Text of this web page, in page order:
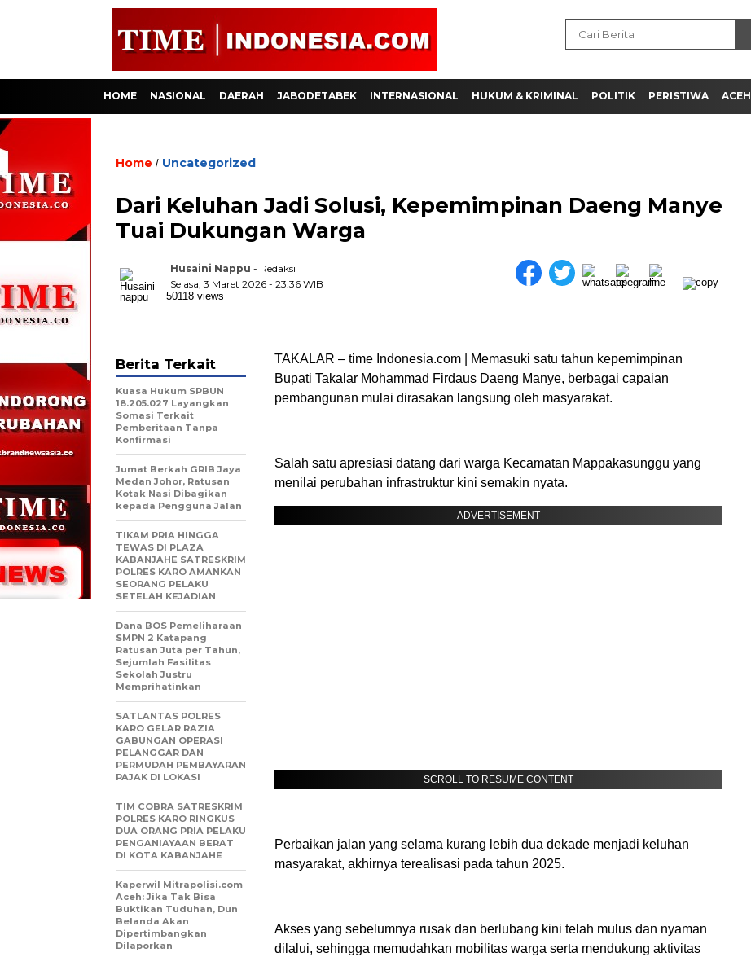
HOME NASIONAL DAERAH JABODETABEK INTERNASIONAL HUKUM & KRIMINAL POLITIK PERISTIWA ACEH
Home / Uncategorized
Dari Keluhan Jadi Solusi, Kepemimpinan Daeng Manye
Tuai Dukungan Warga
Husaini Nappu - Redaksi
Selasa, 3 Maret 2026 - 23:36 WIB
50118 views
TAKALAR – time Indonesia.com | Memasuki satu tahun kepemimpinan
Bupati Takalar Mohammad Firdaus Daeng Manye, berbagai capaian
pembangunan mulai dirasakan langsung oleh masyarakat.
Salah satu apresiasi datang dari warga Kecamatan Mappakasunggu yang
menilai perubahan infrastruktur kini semakin nyata.
ADVERTISEMENT
SCROLL TO RESUME CONTENT
Perbaikan jalan yang selama kurang lebih dua dekade menjadi keluhan
masyarakat, akhirnya terealisasi pada tahun 2025.
Akses yang sebelumnya rusak dan berlubang kini telah mulus dan nyaman
dilalui, sehingga memudahkan mobilitas warga serta mendukung aktivitas
Berita Terkait
Kuasa Hukum SPBUN
18.205.027 Layangkan
Somasi Terkait
Pemberitaan Tanpa
Konfirmasi
Jumat Berkah GRIB Jaya
Medan Johor, Ratusan
Kotak Nasi Dibagikan
kepada Pengguna Jalan
TIKAM PRIA HINGGA
TEWAS DI PLAZA
KABANJAHE SATRESKRIM
POLRES KARO AMANKAN
SEORANG PELAKU
SETELAH KEJADIAN
Dana BOS Pemeliharaan
SMPN 2 Katapang
Ratusan Juta per Tahun,
Sejumlah Fasilitas
Sekolah Justru
Memprihatinkan
SATLANTAS POLRES
KARO GELAR RAZIA
GABUNGAN OPERASI
PELANGGAR DAN
PERMUDAH PEMBAYARAN
PAJAK DI LOKASI
TIM COBRA SATRESKRIM
POLRES KARO RINGKUS
DUA ORANG PRIA PELAKU
PENGANIAYAAN BERAT
DI KOTA KABANJAHE
Kaperwil Mitrapolisi.com
Aceh: Jika Tak Bisa
Buktikan Tuduhan, Dun
Belanda Akan
Dipertimbangkan
Dilaporkan